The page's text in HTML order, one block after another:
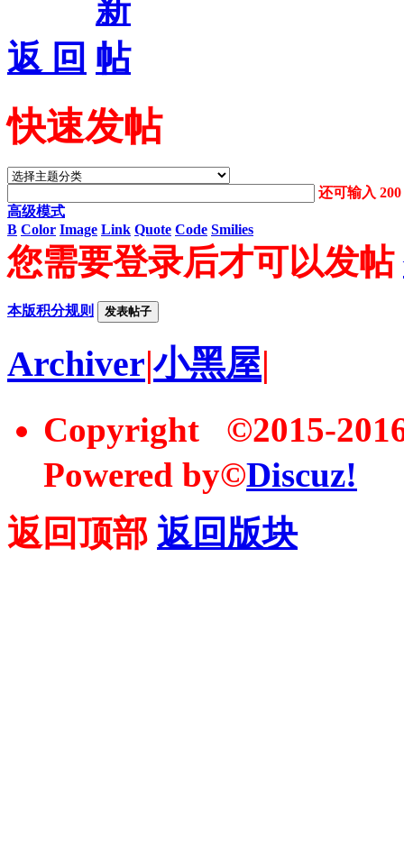
返 回
快速发帖
还可输入200
高级模式
B Color Image Link Quote Code Smilies
您需要登录后才可以发帖
本版积分规则 发表帖子
Archiver|小黑屋|
Copyright ©2015-
Powered by©Discuz!
返回顶部 返回版块